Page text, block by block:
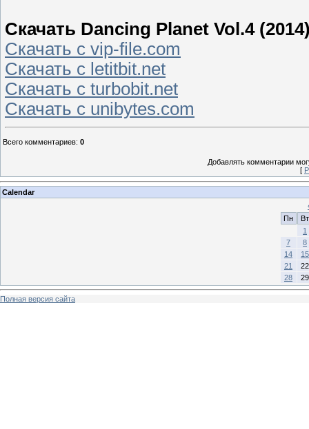
Скачать Dancing Planet Vol.4
Скачать с vip-file.com
Скачать с letitbit.net
Скачать с turbobit.net
Скачать с unibytes.com
Всего комментариев: 0
Добавлять комментарии
[
Calendar
Пн
Вт
1
7
8
14
15
21
22
28
29
Полная версия сайта